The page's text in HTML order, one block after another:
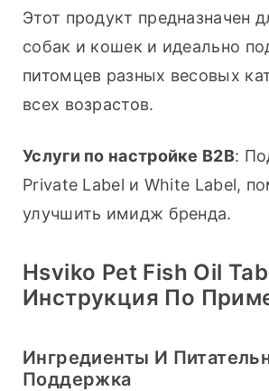
Этот продукт предназначен
собак и кошек и идеально
питомцев разных весовых
всех возрастов.
Услуги по настройке B2B:
Private Label и White Label,
улучшить имидж бренда.
Hsviko Pet Fish Oil
Инструкция По
Ингредиенты И
Поддержка